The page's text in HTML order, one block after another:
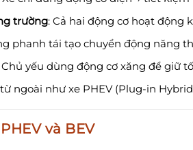
trường: Cả hai động cơ hoạt động
phanh tái tạo chuyển động năng
Chủ yếu dùng động cơ xăng để giữ
ngoài như xe PHEV (Plug-in
và BEV